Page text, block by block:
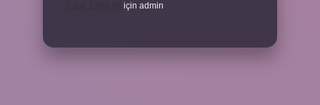
için admin